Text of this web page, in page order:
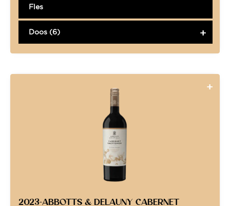
Fles
Doos (6)
2023-ABBOTTS & DELAUNY CABERNET